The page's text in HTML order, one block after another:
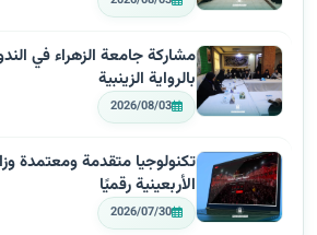
مشاركة جامعة الزهراء في
بالرواية الزينبية
2026/08/03
تكنولوجيا متقدمة ومعتمدة
الأربعينية رقميًا
2026/07/30